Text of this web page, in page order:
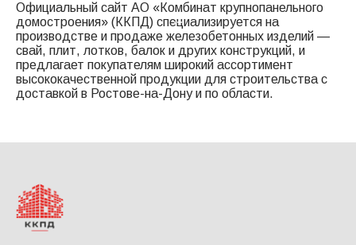
Официальный сайт АО «Комбинат крупнопанельного
домостроения» (ККПД) специализируется на
производстве и продаже железобетонных изделий —
свай, плит, лотков, балок и других конструкций, и
предлагает покупателям широкий ассортимент
высококачественной продукции для строительства с
доставкой в Ростове-на-Дону и по области.